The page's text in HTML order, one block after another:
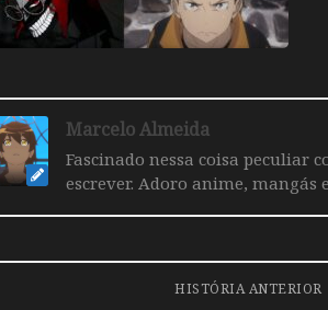
Marcelo Almeida
Fascinado nessa coisa peculiar
escrever. Adoro anime, mangás
HISTÓRIA ANTERIOR